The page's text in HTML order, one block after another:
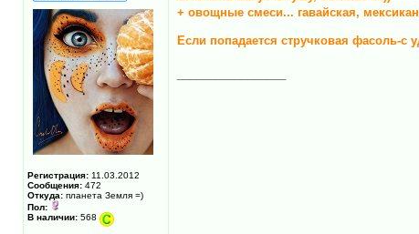
Регистрация: 11.03.2012
Сообщения: 472
Откуда: планета Земля =)
Пол:
В наличии: 568
+ овощные смеси... гавайская,
Если попадается стручковая фасоль-